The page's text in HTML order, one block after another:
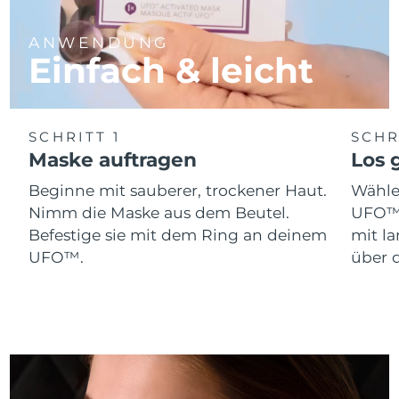
ANWENDUNG
Einfach & leicht
SCHRITT 1
Maske auftragen
Beginne mit sauberer, trockener Haut.
Nimm die Maske aus dem Beutel.
Befestige sie mit dem Ring an deinem
UFO™.
Los
mit
über
Monaco
Niederlande
Erwartete Lieferung
08/08/2026
Erwartete Lieferung
Norwegen
Erwartete Lieferung
Oman
Erwartete Lieferung
11/08/2026
Portugal
Erwartete Lieferung
08/08/2026